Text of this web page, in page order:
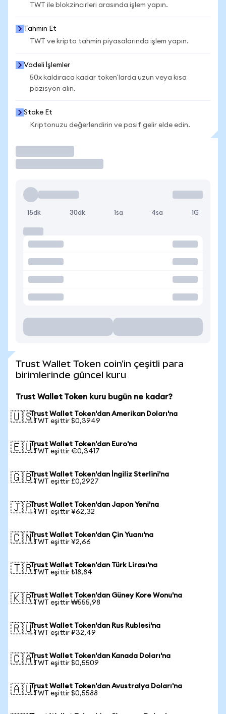
TWT ile blokzincirleri arasında işlem yapın.
Tahmin Et
TWT ve kripto tahmin piyasalarında işlem yapın.
Vadeli İşlemler
50x kaldıraca kadar token'larda uzun veya kısa
pozisyon alın.
Stake Et
Kriptonuzu değerlendirin ve pasif gelir elde edin.
15dk 30dk 1sa 4sa 1G
Trust Wallet Token coin'in çeşitli para
birimlerinde güncel kuru
Trust Wallet Token kuru bugün ne kadar?
🇺🇸Trust Wallet Token'dan Amerikan Doları'na
1 TWT eşittir $0,3949
🇪🇺Trust Wallet Token'dan Euro'na
1 TWT eşittir €0,3417
🇬🇧Trust Wallet Token'dan İngiliz Sterlini'na
1 TWT eşittir £0,2927
🇯🇵Trust Wallet Token'dan Japon Yeni'na
1 TWT eşittir ¥62,32
🇨🇳Trust Wallet Token'dan Çin Yuanı'na
1 TWT eşittir ¥2,66
🇹🇷Trust Wallet Token'dan Türk Lirası'na
1 TWT eşittir ₺18,84
🇰🇷Trust Wallet Token'dan Güney Kore Wonu'na
1 TWT eşittir ₩555,98
🇷🇺Trust Wallet Token'dan Rus Rublesi'na
1 TWT eşittir ₽32,49
🇨🇦Trust Wallet Token'dan Kanada Doları'na
1 TWT eşittir $0,5509
🇦🇺Trust Wallet Token'dan Avustralya Doları'na
1 TWT eşittir $0,5588